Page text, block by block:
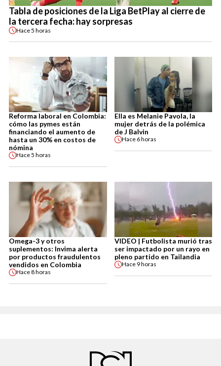
Tabla de posiciones de la Liga BetPlay al cierre de
la tercera fecha: hay sorpresas
Hace5 horas
Reforma laboral en Colombia:
cómo las pymes están
financiando el aumento de
hasta un 30% en costos de
nómina
Hace5 horas
Ella es Melanie Pavola, la
mujer detrás de la polémica
de J Balvin
Hace 6 horas
Omega-3 y otros
suplementos: Invima alerta
por productos fraudulentos
vendidos en Colombia
Hace8 horas
VIDEO | Futbolista murió tras
ser impactado por un rayo en
pleno partido en Tailandia
Hace 9 horas